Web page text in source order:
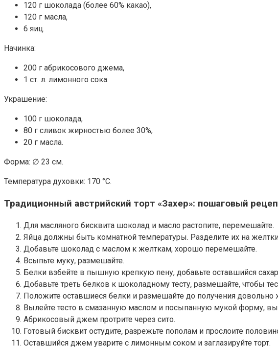
120 г шоколада (более 60% какао),
120 г масла,
6 яиц.
Начинка:
200 г абрикосового джема,
1 ст. л. лимонного сока.
Украшение:
100 г шоколада,
80 г сливок жирностью более 30%,
20 г масла.
Форма: ∅ 23 см.
Температура духовки: 170 °С.
Традиционный австрийский торт «Захер»: пошаговый
Для масляного бисквита шоколад и масло растопите, перемешайте.
Яйца должны быть комнатной температуры. Разделите их на
Добавьте шоколад с маслом к желткам, хорошо перемешайте.
Всыпьте муку, размешайте.
Белки взбейте в пышную крепкую пену, добавьте оставшийся
Добавьте треть белков к шоколадному тесту, размешайте, чтобы
Положите оставшиеся белки и размешайте до получения довольно
Вылейте тесто в смазанную маслом и посыпанную мукой форму,
Абрикосовый джем протрите через сито.
Готовый бисквит остудите, разрежьте пополам и прослоите
Оставшийся джем уварите с лимонным соком и заглазируйте торт.